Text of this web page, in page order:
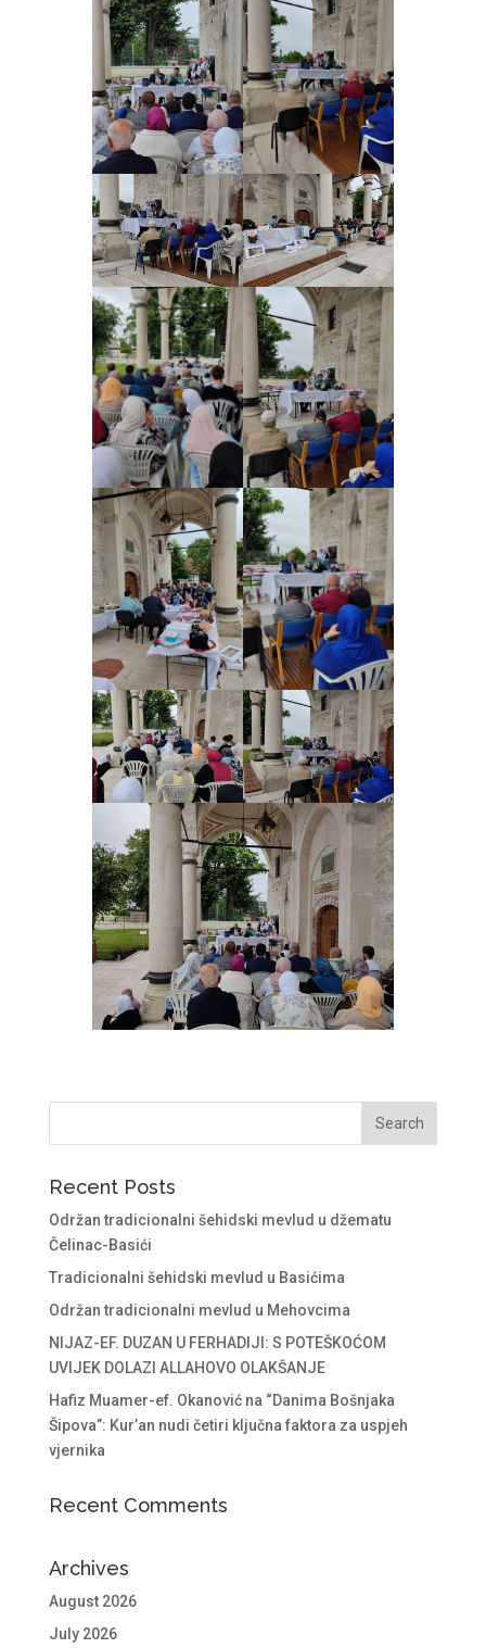
Recent Posts
Održan tradicionalni šehidski mevlud u džematu
Čelinac-Basići
Tradicionalni šehidski mevlud u Basićima
Održan tradicionalni mevlud u Mehovcima
NIJAZ-EF. DUZAN U FERHADIJI: S POTEŠKOĆOM
UVIJEK DOLAZI ALLAHOVO OLAKŠANJE
Hafiz Muamer-ef. Okanović na “Danima Bošnjaka
Šipova”: Kur’an nudi četiri ključna faktora za uspjeh
vjernika
Recent Comments
Archives
August 2026
July 2026